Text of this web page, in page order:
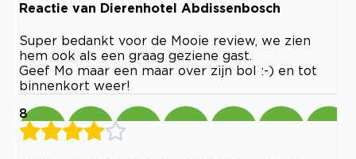
Reactie van Dierenhotel Abdissenbosch
Super bedankt voor de Mooie review, we zien
hem ook als een graag geziene gast.
Geef Mo maar een maar over zijn bol :-) en tot
binnenkort weer!
8